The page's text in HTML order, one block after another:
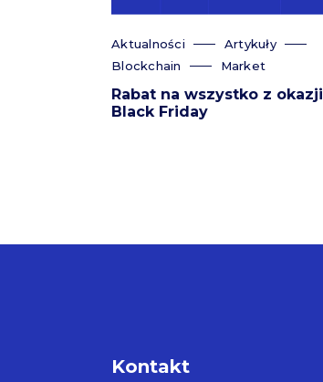
Aktualności
Artykuły
Blockchain
Market
Rabat na wszystko z okazji
Black Friday
Kontakt